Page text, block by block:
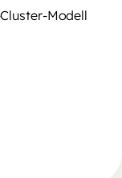
Modell